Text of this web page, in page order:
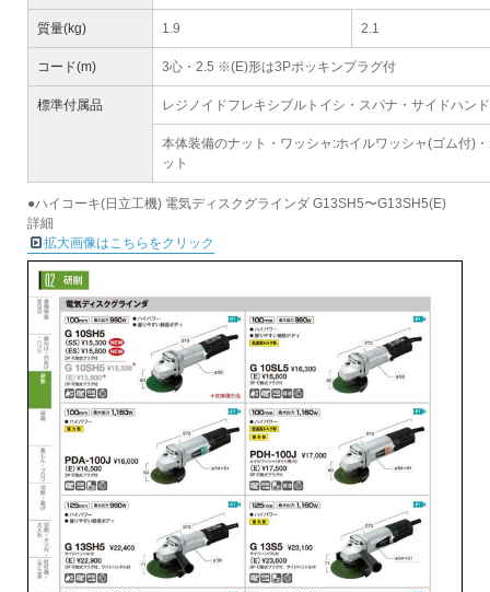
質量(kg) 1.9 2.1
コード(m) 3心・2.5 ※(E)形は3Pポッキンプラグ付
標準付属品 レジノイドフレキシブルトイシ・スパナ・サイドハン
本体装備のナット・ワッシャ:ホイルワッシャ(ゴム付)
ット
●ハイコーキ(日立工機) 電気ディスクグラインダ G13SH5〜G13SH5(E)
詳細
拡大画像はこちらをクリック